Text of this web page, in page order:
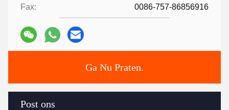
Fax: 0086-757-86856916
Ga Nu Praten.
Post ons